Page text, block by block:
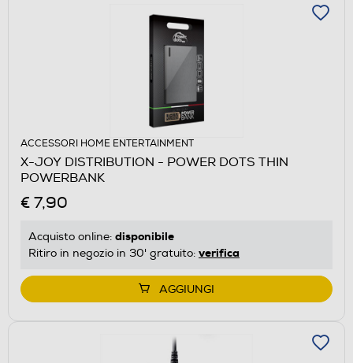
ACCESSORI HOME ENTERTAINMENT
X-JOY DISTRIBUTION - POWER DOTS THIN
POWERBANK
€ 7,90
Acquisto online: disponibile
Ritiro in negozio in 30' gratuito: verifica
AGGIUNGI